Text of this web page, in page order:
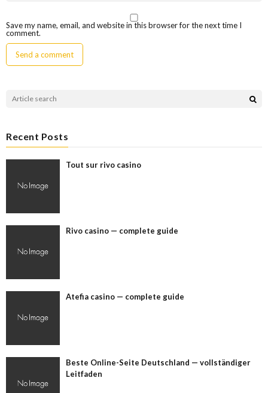
Save my name, email, and website in this browser for the next time I
comment.
Recent Posts
Tout sur rivo casino
Rivo casino — complete guide
Atefia casino — complete guide
Beste Online-Seite Deutschland — vollständiger
Leitfaden